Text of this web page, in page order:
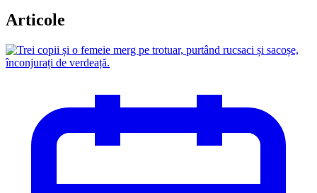
Articole